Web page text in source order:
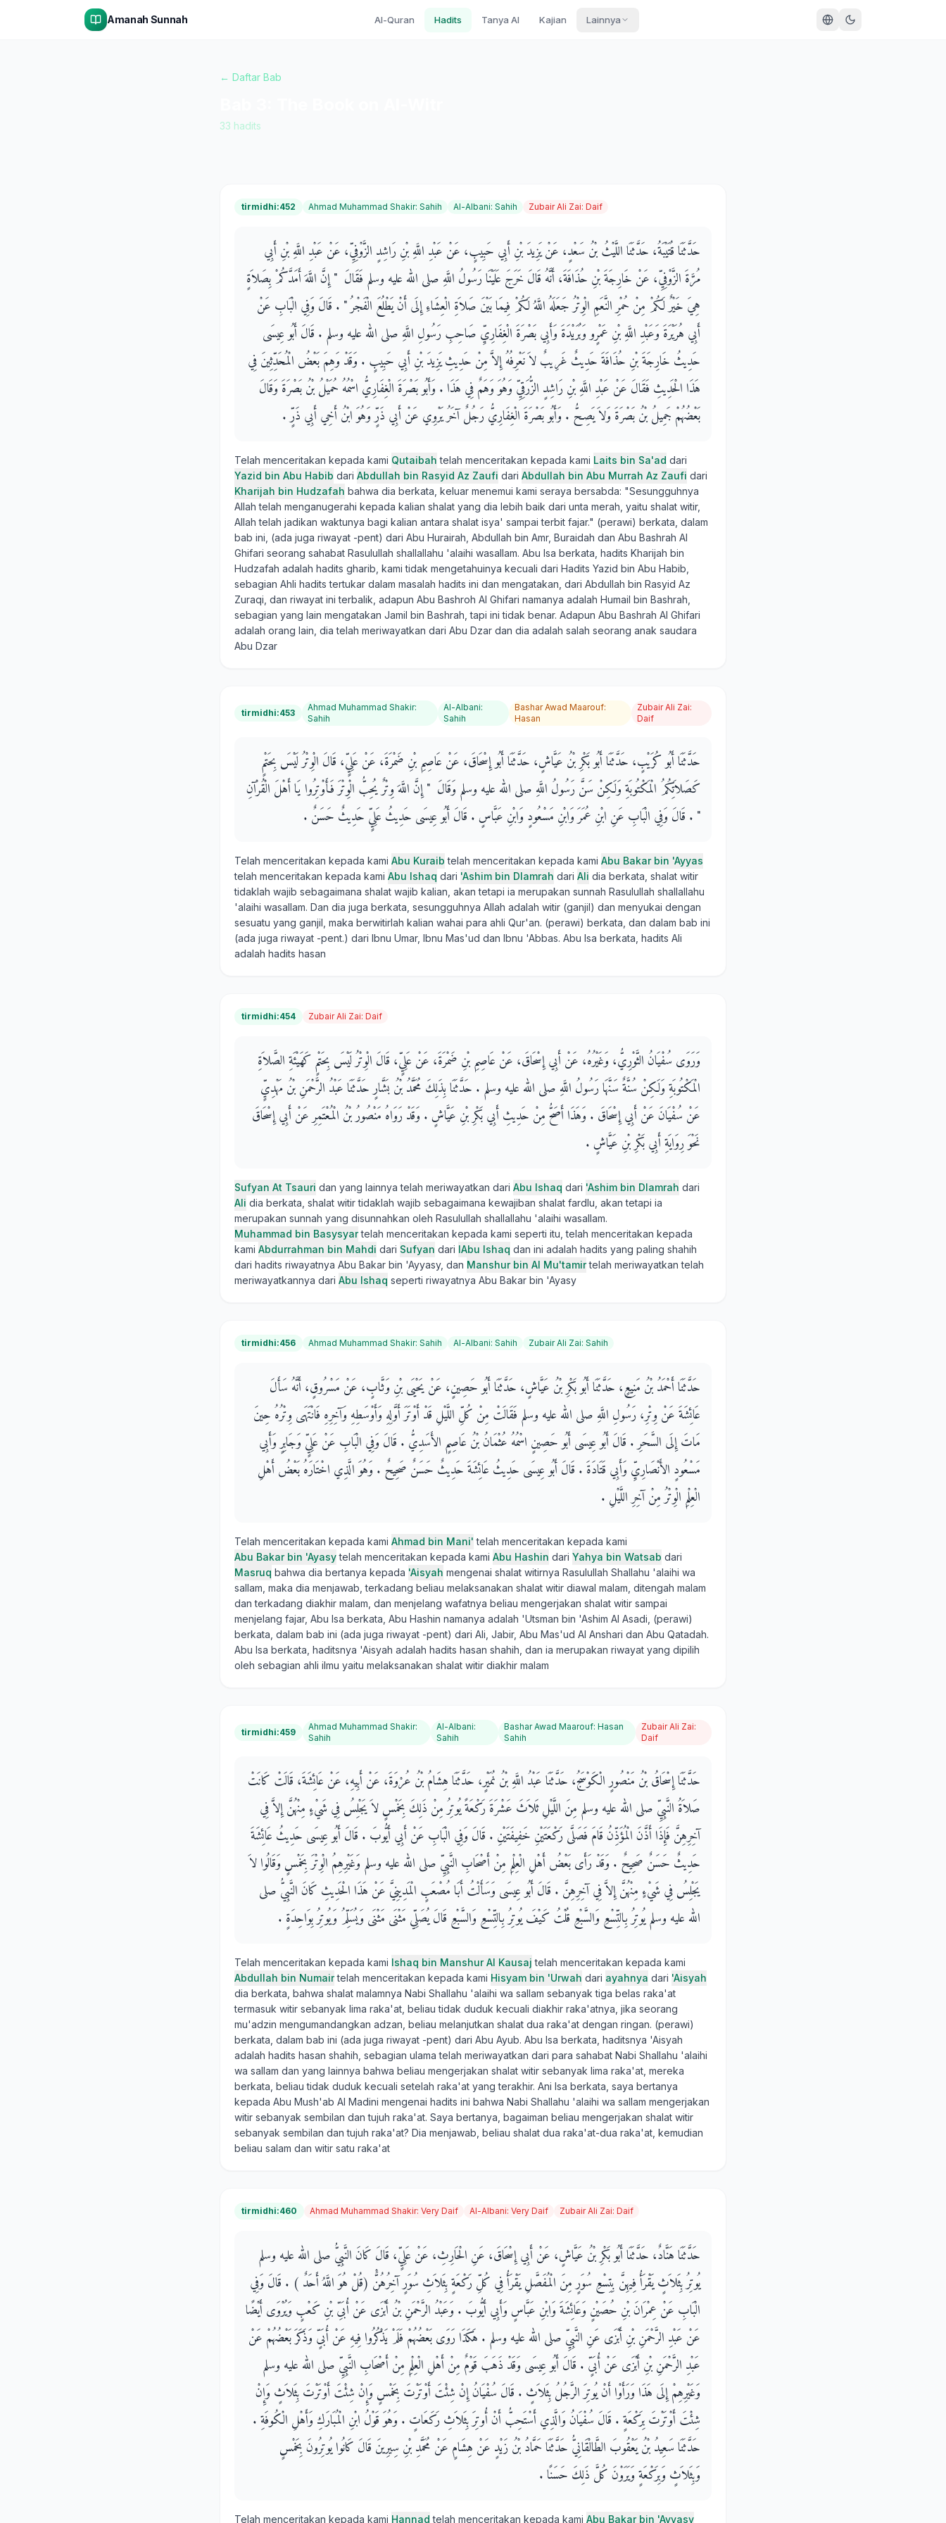
Amanah Sunnah Al-Quran Hadits Tanya AI Kajian Lainnya
← Daftar Bab
33 hadits
tirmidhi:452 Ahmad Muhammad Shakir: Sahih Al-Albani: Sahih Zubair Ali Zai: Daif
حَدَّثَنَا قُتَيْبَةُ، حَدَّثَنَا اللَّيْثُ بْنُ سَعْدٍ، عَنْ يَزِيدَ بْنِ أَبِي حَبِيبٍ، عَنْ عَبْدِ اللَّهِ بْنِ رَاشِدٍ الزَّوْفِيِّ، عَنْ عَبْدِ اللَّهِ بْنِ أَبِي
مُرَّةَ الزَّوْفِيِّ، عَنْ خَارِجَةَ بْنِ حُذَافَةَ، أَنَّهُ قَالَ خَرَجَ عَلَيْنَا رَسُولُ اللَّهِ صلى الله عليه وسلم فَقَالَ ‏ "‏ إِنَّ اللَّهَ أَمَدَّكُمْ بِصَلاَةٍ
هِيَ خَيْرٌ لَكُمْ مِنْ حُمْرِ النَّعَمِ الْوِتْرُ جَعَلَهُ اللَّهُ لَكُمْ فِيمَا بَيْنَ صَلاَةِ الْعِشَاءِ إِلَى أَنْ يَطْلُعَ الْفَجْرُ ‏"‏ ‏.‏ قَالَ وَفِي الْبَابِ عَنْ
أَبِي هُرَيْرَةَ وَعَبْدِ اللَّهِ بْنِ عَمْرٍو وَبُرَيْدَةَ وَأَبِي بَصْرَةَ الْغِفَارِيِّ صَاحِبِ رَسُولِ اللَّهِ صلى الله عليه وسلم ‏.‏ قَالَ أَبُو عِيسَى
حَدِيثُ خَارِجَةَ بْنِ حُذَافَةَ حَدِيثٌ غَرِيبٌ لاَ نَعْرِفُهُ إِلاَّ مِنْ حَدِيثِ يَزِيدَ بْنِ أَبِي حَبِيبٍ ‏.‏ وَقَدْ وَهِمَ بَعْضُ الْمُحَدِّثِينَ فِي
هَذَا الْحَدِيثِ فَقَالَ عَنْ عَبْدِ اللَّهِ بْنِ رَاشِدٍ الزُّرَقِيِّ وَهُوَ وَهَمٌ فِي هَذَا ‏.‏ وَأَبُو بَصْرَةَ الْغِفَارِيُّ اسْمُهُ حُمَيْلُ بْنُ بَصْرَةَ وَقَالَ
بَعْضُهُمْ جَمِيلُ بْنُ بَصْرَةَ وَلاَ يَصِحُّ ‏.‏ وَأَبُو بَصْرَةَ الْغِفَارِيُّ رَجُلٌ آخَرُ يَرْوِي عَنْ أَبِي ذَرٍّ وَهُوَ ابْنُ أَخِي أَبِي ذَرٍّ ‏.‏
Telah menceritakan kepada kami Qutaibah telah menceritakan kepada kami Laits bin Sa'ad dari
Yazid bin Abu Habib dari Abdullah bin Rasyid Az Zaufi dari Abdullah bin Abu Murrah Az Zaufi dari
Kharijah bin Hudzafah bahwa dia berkata, keluar menemui kami seraya bersabda: "Sesungguhnya
Allah telah menganugerahi kepada kalian shalat yang dia lebih baik dari unta merah, yaitu shalat witir,
Allah telah jadikan waktunya bagi kalian antara shalat isya' sampai terbit fajar." (perawi) berkata, dalam
bab ini, (ada juga riwayat -pent) dari Abu Hurairah, Abdullah bin Amr, Buraidah dan Abu Bashrah Al
Ghifari seorang sahabat Rasulullah shallallahu 'alaihi wasallam. Abu Isa berkata, hadits Kharijah bin
Hudzafah adalah hadits gharib, kami tidak mengetahuinya kecuali dari Hadits Yazid bin Abu Habib,
sebagian Ahli hadits tertukar dalam masalah hadits ini dan mengatakan, dari Abdullah bin Rasyid Az
Zuraqi, dan riwayat ini terbalik, adapun Abu Bashroh Al Ghifari namanya adalah Humail bin Bashrah,
sebagian yang lain mengatakan Jamil bin Bashrah, tapi ini tidak benar. Adapun Abu Bashrah Al Ghifari
adalah orang lain, dia telah meriwayatkan dari Abu Dzar dan dia adalah salah seorang anak saudara
Abu Dzar
tirmidhi:453
Ahmad Muhammad Shakir:
Sahih
Al-Albani:
Sahih
Bashar Awad Maarouf:
Hasan
Zubair Ali Zai:
Daif
حَدَّثَنَا أَبُو كُرَيْبٍ، حَدَّثَنَا أَبُو بَكْرِ بْنُ عَيَّاشٍ، حَدَّثَنَا أَبُو إِسْحَاقَ، عَنْ عَاصِمِ بْنِ ضَمْرَةَ، عَنْ عَلِيٍّ، قَالَ الْوِتْرُ لَيْسَ بِحَتْمٍ
كَصَلاَتِكُمُ الْمَكْتُوبَةِ وَلَكِنْ سَنَّ رَسُولُ اللَّهِ صلى الله عليه وسلم وَقَالَ ‏ "‏ إِنَّ اللَّهَ وِتْرٌ يُحِبُّ الْوِتْرَ فَأَوْتِرُوا يَا أَهْلَ الْقُرْآنِ
‏"‏ ‏.‏ قَالَ وَفِي الْبَابِ عَنِ ابْنِ عُمَرَ وَابْنِ مَسْعُودٍ وَابْنِ عَبَّاسٍ ‏.‏ قَالَ أَبُو عِيسَى حَدِيثُ عَلِيٍّ حَدِيثٌ حَسَنٌ ‏.‏
Telah menceritakan kepada kami Abu Kuraib telah menceritakan kepada kami Abu Bakar bin 'Ayyas
telah menceritakan kepada kami Abu Ishaq dari 'Ashim bin Dlamrah dari Ali dia berkata, shalat witir
tidaklah wajib sebagaimana shalat wajib kalian, akan tetapi ia merupakan sunnah Rasulullah shallallahu
'alaihi wasallam. Dan dia juga berkata, sesungguhnya Allah adalah witir (ganjil) dan menyukai dengan
sesuatu yang ganjil, maka berwitirlah kalian wahai para ahli Qur'an. (perawi) berkata, dan dalam bab ini
(ada juga riwayat -pent.) dari Ibnu Umar, Ibnu Mas'ud dan Ibnu 'Abbas. Abu Isa berkata, hadits Ali
adalah hadits hasan
tirmidhi:454 Zubair Ali Zai: Daif
وَرَوَى سُفْيَانُ الثَّوْرِيُّ، وَغَيْرُهُ، عَنْ أَبِي إِسْحَاقَ، عَنْ عَاصِمِ بْنِ ضَمْرَةَ، عَنْ عَلِيٍّ، قَالَ الْوِتْرُ لَيْسَ بِحَتْمٍ كَهَيْئَةِ الصَّلاَةِ
الْمَكْتُوبَةِ وَلَكِنْ سُنَّةٌ سَنَّهَا رَسُولُ اللَّهِ صلى الله عليه وسلم ‏.‏ حَدَّثَنَا بِذَلِكَ مُحَمَّدُ بْنُ بَشَّارٍ حَدَّثَنَا عَبْدُ الرَّحْمَنِ بْنُ مَهْدِيٍّ
عَنْ سُفْيَانَ عَنْ أَبِي إِسْحَاقَ ‏.‏ وَهَذَا أَصَحُّ مِنْ حَدِيثِ أَبِي بَكْرِ بْنِ عَيَّاشٍ ‏.‏ وَقَدْ رَوَاهُ مَنْصُورُ بْنُ الْمُعْتَمِرِ عَنْ أَبِي إِسْحَاقَ
نَحْوَ رِوَايَةِ أَبِي بَكْرِ بْنِ عَيَّاشٍ ‏.‏
Sufyan At Tsauri dan yang lainnya telah meriwayatkan dari Abu Ishaq dari 'Ashim bin Dlamrah dari
Ali dia berkata, shalat witir tidaklah wajib sebagaimana kewajiban shalat fardlu, akan tetapi ia
merupakan sunnah yang disunnahkan oleh Rasulullah shallallahu 'alaihi wasallam.
Muhammad bin Basysyartelah menceritakan kepada kami seperti itu, telah menceritakan kepada
kami Abdurrahman bin Mahdi dari Sufyan dari IAbu Ishaq dan ini adalah hadits yang paling shahih
dari hadits riwayatnya Abu Bakar bin 'Ayyasy, dan Manshur bin Al Mu'tamirtelah meriwayatkan telah
meriwayatkannya dari Abu Ishaq seperti riwayatnya Abu Bakar bin 'Ayasy
tirmidhi:456 Ahmad Muhammad Shakir: Sahih Al-Albani: Sahih Zubair Ali Zai: Sahih
حَدَّثَنَا أَحْمَدُ بْنُ مَنِيعٍ، حَدَّثَنَا أَبُو بَكْرِ بْنُ عَيَّاشٍ، حَدَّثَنَا أَبُو حَصِينٍ، عَنْ يَحْيَى بْنِ وَثَّابٍ، عَنْ مَسْرُوقٍ، أَنَّهُ سَأَلَ
عَائِشَةَ عَنْ وِتْرِ، رَسُولِ اللَّهِ صلى الله عليه وسلم فَقَالَتْ مِنْ كُلِّ اللَّيْلِ قَدْ أَوْتَرَ أَوَّلِهِ وَأَوْسَطِهِ وَآخِرِهِ فَانْتَهَى وِتْرُهُ حِينَ
مَاتَ إِلَى السَّحَرِ ‏.‏ قَالَ أَبُو عِيسَى أَبُو حَصِينٍ اسْمُهُ عُثْمَانُ بْنُ عَاصِمٍ الأَسَدِيُّ ‏.‏ قَالَ وَفِي الْبَابِ عَنْ عَلِيٍّ وَجَابِرٍ وَأَبِي
مَسْعُودٍ الأَنْصَارِيِّ وَأَبِي قَتَادَةَ ‏.‏ قَالَ أَبُو عِيسَى حَدِيثُ عَائِشَةَ حَدِيثٌ حَسَنٌ صَحِيحٌ ‏.‏ وَهُوَ الَّذِي اخْتَارَهُ بَعْضُ أَهْلِ
الْعِلْمِ الْوِتْرُ مِنْ آخِرِ اللَّيْلِ ‏.‏
Telah menceritakan kepada kami Ahmad bin Mani' telah menceritakan kepada kami
Abu Bakar bin 'Ayasytelah menceritakan kepada kami Abu Hashin dari Yahya bin Watsab dari
Masruq bahwa dia bertanya kepada 'Aisyah mengenai shalat witirnya Rasulullah Shallahu 'alaihi wa
sallam, maka dia menjawab, terkadang beliau melaksanakan shalat witir diawal malam, ditengah malam
dan terkadang diakhir malam, dan menjelang wafatnya beliau mengerjakan shalat witir sampai
menjelang fajar, Abu Isa berkata, Abu Hashin namanya adalah 'Utsman bin 'Ashim Al Asadi, (perawi)
berkata, dalam bab ini (ada juga riwayat -pent) dari Ali, Jabir, Abu Mas'ud Al Anshari dan Abu Qatadah.
Abu Isa berkata, haditsnya 'Aisyah adalah hadits hasan shahih, dan ia merupakan riwayat yang dipilih
oleh sebagian ahli ilmu yaitu melaksanakan shalat witir diakhir malam
tirmidhi:459
Ahmad Muhammad Shakir:
Sahih
Al-Albani:
Sahih
Bashar Awad Maarouf: Hasan
Sahih
Zubair Ali Zai:
Daif
حَدَّثَنَا إِسْحَاقُ بْنُ مَنْصُورٍ الْكَوْسَجُ، حَدَّثَنَا عَبْدُ اللَّهِ بْنُ نُمَيْرٍ، حَدَّثَنَا هِشَامُ بْنُ عُرْوَةَ، عَنْ أَبِيهِ، عَنْ عَائِشَةَ، قَالَتْ كَانَتْ
صَلاَةُ النَّبِيِّ صلى الله عليه وسلم مِنَ اللَّيْلِ ثَلاَثَ عَشْرَةَ رَكْعَةً يُوتِرُ مِنْ ذَلِكَ بِخَمْسٍ لاَ يَجْلِسُ فِي شَيْءٍ مِنْهُنَّ إِلاَّ فِي
آخِرِهِنَّ فَإِذَا أَذَّنَ الْمُؤَذِّنُ قَامَ فَصَلَّى رَكْعَتَيْنِ خَفِيفَتَيْنِ ‏.‏ قَالَ وَفِي الْبَابِ عَنْ أَبِي أَيُّوبَ ‏.‏ قَالَ أَبُو عِيسَى حَدِيثُ عَائِشَةَ
حَدِيثٌ حَسَنٌ صَحِيحٌ ‏.‏ وَقَدْ رَأَى بَعْضُ أَهْلِ الْعِلْمِ مِنْ أَصْحَابِ النَّبِيِّ صلى الله عليه وسلم وَغَيْرِهِمُ الْوِتْرَ بِخَمْسٍ وَقَالُوا لاَ
يَجْلِسُ فِي شَيْءٍ مِنْهُنَّ إِلاَّ فِي آخِرِهِنَّ ‏.‏ قَالَ أَبُو عِيسَى وَسَأَلْتُ أَبَا مُصْعَبٍ الْمَدِينِيَّ عَنْ هَذَا الْحَدِيثِ كَانَ النَّبِيُّ صلى
الله عليه وسلم يُوتِرُ بِالتِّسْعِ وَالسَّبْعِ قُلْتُ كَيْفَ يُوتِرُ بِالتِّسْعِ وَالسَّبْعِ قَالَ يُصَلِّي مَثْنَى مَثْنَى وَيُسَلِّمُ وَيُوتِرُ بِوَاحِدَةٍ ‏.‏
Telah menceritakan kepada kami Ishaq bin Manshur Al Kausaj telah menceritakan kepada kami
Abdullah bin Numairtelah menceritakan kepada kami Hisyam bin 'Urwah dari ayahnya dari 'Aisyah
dia berkata, bahwa shalat malamnya Nabi Shallahu 'alaihi wa sallam sebanyak tiga belas raka'at
termasuk witir sebanyak lima raka'at, beliau tidak duduk kecuali diakhir raka'atnya, jika seorang
mu'adzin mengumandangkan adzan, beliau melanjutkan shalat dua raka'at dengan ringan. (perawi)
berkata, dalam bab ini (ada juga riwayat -pent) dari Abu Ayub. Abu Isa berkata, haditsnya 'Aisyah
adalah hadits hasan shahih, sebagian ulama telah meriwayatkan dari para sahabat Nabi Shallahu 'alaihi
wa sallam dan yang lainnya bahwa beliau mengerjakan shalat witir sebanyak lima raka'at, mereka
berkata, beliau tidak duduk kecuali setelah raka'at yang terakhir. Ani Isa berkata, saya bertanya
kepada Abu Mush'ab Al Madini mengenai hadits ini bahwa Nabi Shallahu 'alaihi wa sallam mengerjakan
witir sebanyak sembilan dan tujuh raka'at. Saya bertanya, bagaiman beliau mengerjakan shalat witir
sebanyak sembilan dan tujuh raka'at? Dia menjawab, beliau shalat dua raka'at-dua raka'at, kemudian
beliau salam dan witir satu raka'at
tirmidhi:460 Ahmad Muhammad Shakir: Very Daif Al-Albani: Very Daif Zubair Ali Zai: Daif
حَدَّثَنَا هَنَّادٌ، حَدَّثَنَا أَبُو بَكْرِ بْنُ عَيَّاشٍ، عَنْ أَبِي إِسْحَاقَ، عَنِ الْحَارِثِ، عَنْ عَلِيٍّ، قَالَ كَانَ النَّبِيُّ صلى الله عليه وسلم
يُوتِرُ بِثَلاَثٍ يَقْرَأُ فِيهِنَّ بِتِسْعِ سُوَرٍ مِنَ الْمُفَصَّلِ يَقْرَأُ فِي كُلِّ رَكْعَةٍ بِثَلاَثِ سُوَرٍ آخِرُهُنَّْ ‏(‏قُلْ هُوَ اللَّهُ أَحَدٌ ‏)‏ ‏.‏ قَالَ وَفِي
الْبَابِ عَنْ عِمْرَانَ بْنِ حُصَيْنٍ وَعَائِشَةَ وَابْنِ عَبَّاسٍ وَأَبِي أَيُّوبَ ‏.‏ وَعَبْدُ الرَّحْمَنِ بْنُ أَبْزَى عَنْ أُبَىِّ بْنِ كَعْبٍ وَيُرْوَى أَيْضًا
عَنْ عَبْدِ الرَّحْمَنِ بْنِ أَبْزَى عَنِ النَّبِيِّ صلى الله عليه وسلم ‏.‏ هَكَذَا رَوَى بَعْضُهُمْ فَلَمْ يَذْكُرُوا فِيهِ عَنْ أُبَىٍّ وَذَكَرَ بَعْضُهُمْ عَنْ
عَبْدِ الرَّحْمَنِ بْنِ أَبْزَى عَنْ أُبَىٍّ ‏.‏ قَالَ أَبُو عِيسَى وَقَدْ ذَهَبَ قَوْمٌ مِنْ أَهْلِ الْعِلْمِ مِنْ أَصْحَابِ النَّبِيِّ صلى الله عليه وسلم
وَغَيْرِهِمْ إِلَى هَذَا وَرَأَوْا أَنْ يُوتِرَ الرَّجُلُ بِثَلاَثٍ ‏.‏ قَالَ سُفْيَانُ إِنْ شِئْتَ أَوْتَرْتَ بِخَمْسٍ وَإِنْ شِئْتَ أَوْتَرْتَ بِثَلاَثٍ وَإِنْ
شِئْتَ أَوْتَرْتَ بِرَكْعَةٍ ‏.‏ قَالَ سُفْيَانُ وَالَّذِي أَسْتَحِبُّ أَنْ أُوتِرَ بِثَلاَثِ رَكَعَاتٍ ‏.‏ وَهُوَ قَوْلُ ابْنِ الْمُبَارَكِ وَأَهْلِ الْكُوفَةِ ‏.‏
حَدَّثَنَا سَعِيدُ بْنُ يَعْقُوبَ الطَّالْقَانِيُّ حَدَّثَنَا حَمَّادُ بْنُ زَيْدٍ عَنْ هِشَامٍ عَنْ مُحَمَّدِ بْنِ سِيرِينَ قَالَ كَانُوا يُوتِرُونَ بِخَمْسٍ
وَبِثَلاَثٍ وَبِرَكْعَةٍ وَيَرَوْنَ كُلَّ ذَلِكَ حَسَنًا ‏.‏
Telah menceritakan kepada kami Hannad telah menceritakan kepada kami Abu Bakar bin 'Ayyasy